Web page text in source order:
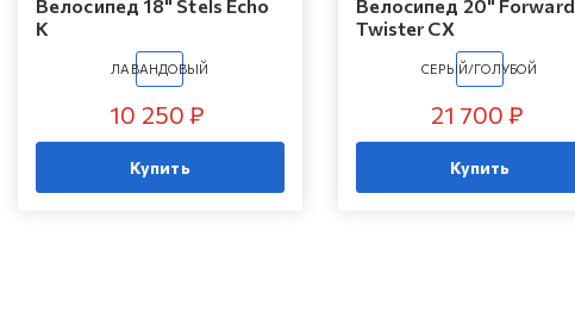
Велосипед 18" Stels Echo
K
ЛАВАНДОВЫЙ
10 250 ₽
Купить
Велосипед 20" Forward
Twister CX
СЕРЫЙ/ГОЛУБОЙ
21 700 ₽
Купить